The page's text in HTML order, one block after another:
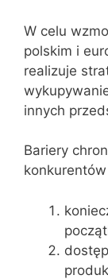
W celu
polskim i
realizuje
innych
Bariery